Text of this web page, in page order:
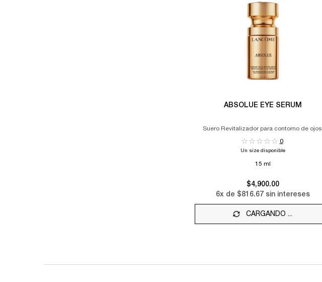
ABSOLUE EYE SERUM
Suero Revitalizador para contorno de ojos.
0
Un size disponible
15 ml
$4,900.00
6x de $816.67sin intereses
CARGANDO ...